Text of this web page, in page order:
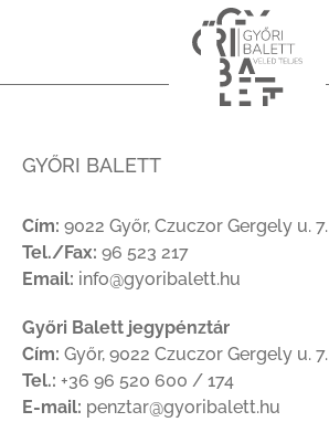
GYŐRI BALETT
Cím: 9022 Győr, Czuczor Gergely u. 7.
Tel./Fax: 96 523 217
Email: info@gyoribalett.hu
Győri Balett jegypénztár
Cím: Győr, 9022 Czuczor Gergely u. 7.
Tel.: +36 96 520 600 / 174
E-mail: penztar@gyoribalett.hu